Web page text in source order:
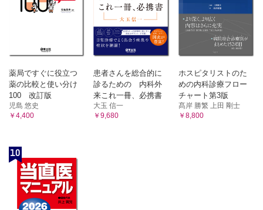
薬局ですぐに役立つ
薬の比較と使い分け
100 改訂版
児島 悠史
￥4,400
患者さんを総合的に
診るための 内科外
来これ一冊、必携書
大玉 信一
￥9,680
ホスピタリストのた
めの内科診療フロー
チャート第3版
髙岸 勝繁 上田 剛士
￥8,800
10